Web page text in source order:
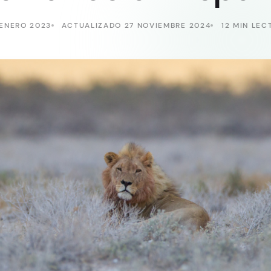
2023 ACTUALIZADO 27 NOVIEMBRE 2024 12 MIN